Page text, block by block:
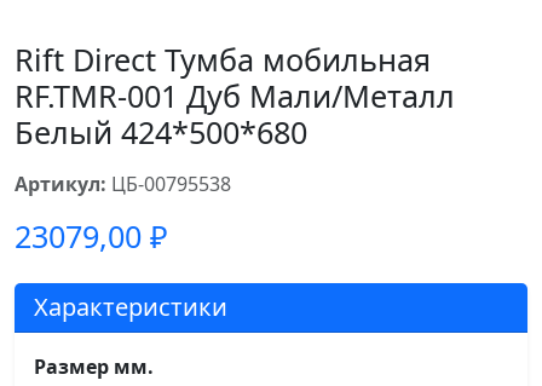
Rift Direct Тумба мобильная
RF.TMR-001 Дуб Мали/Металл
Белый 424*500*680
Артикул: ЦБ-00795538
23079,00 ₽
Характеристики
Размер мм.